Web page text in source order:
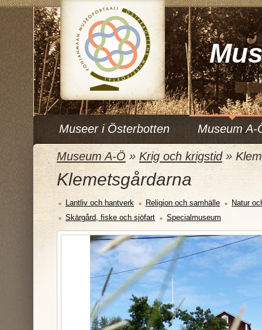
Museer i Österbotten Museum A-
Museum A-Ö » Krig och krigstid»
Klemetsgårdarna
Lantliv och hantverk Religion och samhälle
Natur
Skärgård, fiske och sjöfart
Specialmuseum